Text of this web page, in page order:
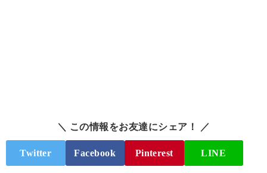
＼ この情報をお友達にシェア！ ／
Twitter Facebook Pinterest LINE